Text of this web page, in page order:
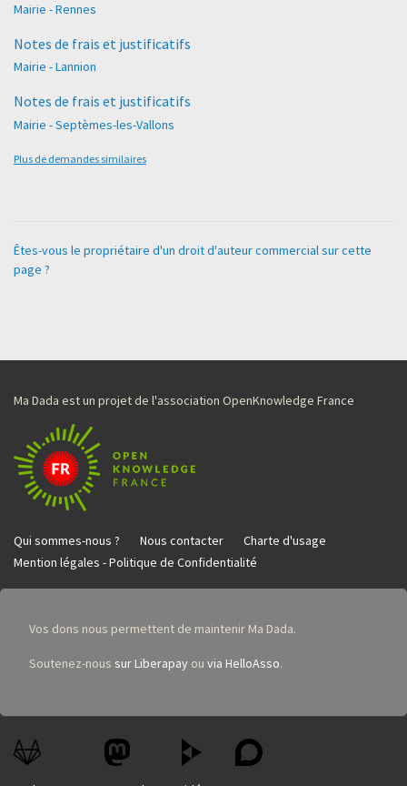
Mairie - Rennes
Notes de frais et justificatifs
Mairie - Lannion
Notes de frais et justificatifs
Mairie - Septèmes-les-Vallons
Plus de demandes similaires
Êtes-vous le propriétaire d'un droit d'auteur commercial sur cette
page ?
Ma Dada est un projet de l'association OpenKnowledge France
Qui sommes-nous ? Nous contacter
Charte d'usage
Mention légales - Politique de Confidentialité
Vos dons nous permettent de maintenir Ma Dada.
Soutenez-nous sur Liberapay ou via HelloAsso.